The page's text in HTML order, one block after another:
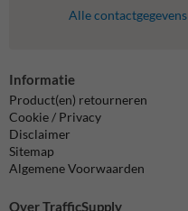
Alle contactgegevens
Informatie
Product(en) retourneren
Cookie / Privacy
Disclaimer
Sitemap
Algemene Voorwaarden
Over TrafficSupply